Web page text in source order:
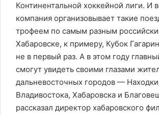
Континентальной хоккейной лиги. И
компания организовывает такие
трофеем по самым разным
Хабаровске, к примеру, Кубок
не в первый раз. А в этом году
смогут увидеть своими глазами
дальневосточных городов —
Владивостока, Хабаровска и
рассказал директор хабаровского